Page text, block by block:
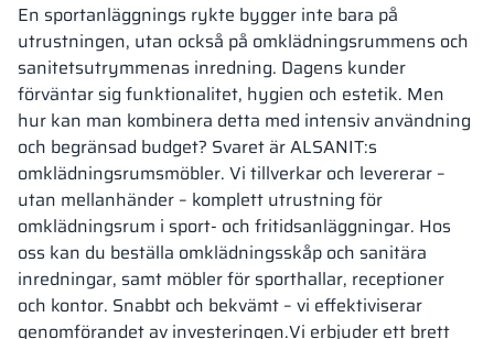
En sportanläggnings rykte bygger inte bara på
utrustningen, utan också på omklädningsrummens och
sanitetsutrymmenas inredning. Dagens kunder
förväntar sig funktionalitet, hygien och estetik. Men
hur kan man kombinera detta med intensiv användning
och begränsad budget? Svaret är ALSANIT:s
omklädningsrumsmöbler. Vi tillverkar och levererar –
utan mellanhänder – komplett utrustning för
omklädningsrum i sport- och fritidsanläggningar. Hos
oss kan du beställa omklädningsskåp och sanitära
inredningar, samt möbler för sporthallar, receptioner
och kontor. Snabbt och bekvämt – vi effektiviserar
genomförandet av investeringen.Vi erbjuder ett brett